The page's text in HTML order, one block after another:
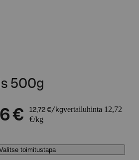
500g
€ 12,72 €/kgvertailuhinta 12,72
€/kg
toimitustapa